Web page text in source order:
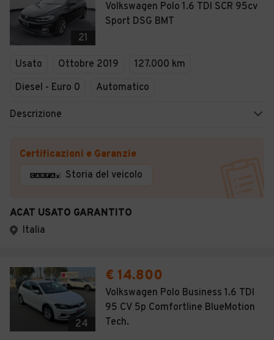
21
Volkswagen Polo 1.6 TDI SCR 95cv
Sport DSG BMT
Usato Ottobre 2019
127.000 km
Diesel - Euro 0
Automatico
Descrizione
Certificazioni e Garanzie
Storia del veicolo
ACAT USATO GARANTITO
Italia
24
€ 14.800
Volkswagen Polo Business 1.6 TDI
95 CV 5p Comfortline BlueMotion
Tech.